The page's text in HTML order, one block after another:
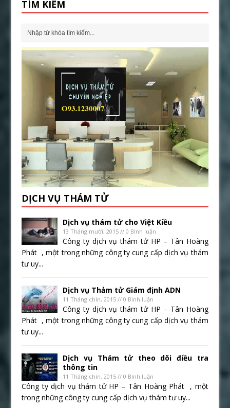
TÌM KIẾM
DỊCH VỤ THÁM TỬ
Dịch vụ thám tử cho Việt Kiều
13 Tháng mười, 2015 // 0 Bình luận
Công ty dịch vụ thám tử HP – Tân Hoàng
Phát , một trong những công ty cung cấp dịch vụ thám
tư uy...
Dịch vụ Thảm tử Giám định ADN
11 Tháng chín, 2015 // 0 Bình luận
Công ty dịch vụ thám tử HP – Tân Hoàng
Phát , một trong những công ty cung cấp dịch vụ thám
tư uy...
Dịch vụ Thám tử theo dõi điều tra
thông tin
11 Tháng chín, 2015 // 0 Bình luận
Công ty dịch vụ thám tử HP – Tân Hoàng Phát , một
trong những công ty cung cấp dịch vụ thám tư uy...